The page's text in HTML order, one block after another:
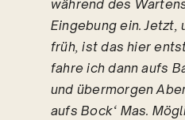
während des
Eingebung ein. Jetzt,
früh, ist das hier
fahre ich dann aufs
und übermorgen
aufs Bock‘ Mas.